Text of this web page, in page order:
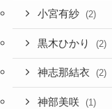
小宮有紗 (2)
黒木ひかり (2)
神志那結衣 (2)
神部美咲 (1)